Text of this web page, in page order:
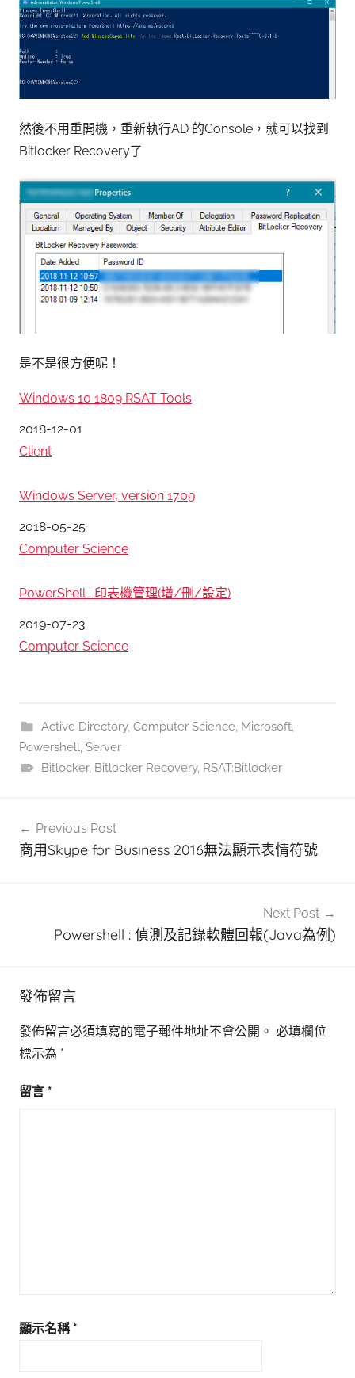
然後不用重開機，重新執行AD 的Console，就可以找到
Bitlocker Recovery了
是不是很方便呢！
Windows 10 1809 RSAT Tools
日期
2018-12-01
關於
Client
Windows Server, version 1709
日期
2018-05-25
關於
Computer Science
PowerShell : 印表機管理(增/刪/設定)
日期
2019-07-23
關於
Computer Science
Active Directory, Computer Science, Microsoft,
Powershell, Server
Bitlocker, Bitlocker Recovery, RSAT:Bitlocker
Previous Post
商用Skype for Business 2016無法顯示表情符號
Next Post
Powershell : 偵測及記錄軟體回報(Java為例)
發佈留言
發佈留言必須填寫的電子郵件地址不會公開。 必填欄位
標示為 *
留言 *
顯示名稱 *